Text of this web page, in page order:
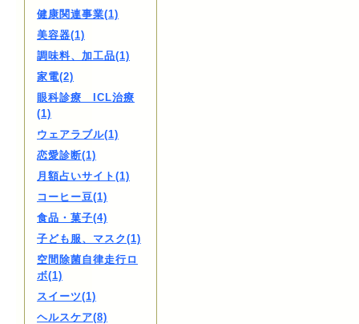
健康関連事業(1)
美容器(1)
調味料、加工品(1)
家電(2)
眼科診療 ICL治療
(1)
ウェアラブル(1)
恋愛診断(1)
月額占いサイト(1)
コーヒー豆(1)
食品・菓子(4)
子ども服、マスク(1)
空間除菌自律走行ロ
ボ(1)
スイーツ(1)
ヘルスケア(8)